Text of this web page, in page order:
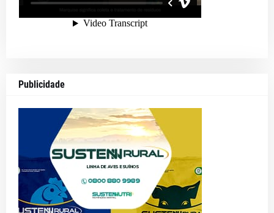
Publicidade